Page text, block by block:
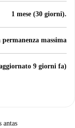
1 mese (30 giorni).
permanenza massima
9 giorni fa)
antas